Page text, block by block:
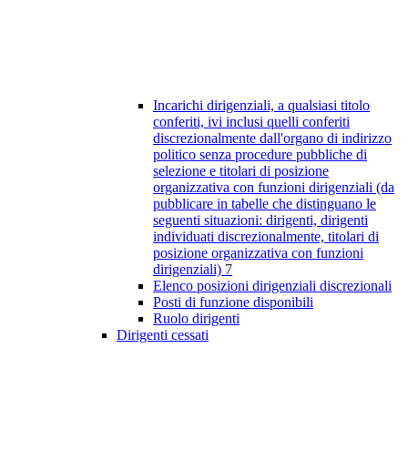
Incarichi dirigenziali, a qualsiasi titolo
conferiti, ivi inclusi quelli conferiti
discrezionalmente dall'organo di indirizzo
politico senza procedure pubbliche di
selezione e titolari di posizione
organizzativa con funzioni dirigenziali (da
pubblicare in tabelle che distinguano le
seguenti situazioni: dirigenti, dirigenti
individuati discrezionalmente, titolari di
posizione organizzativa con funzioni
dirigenziali) 7
Elenco posizioni dirigenziali discrezionali
Posti di funzione disponibili
Ruolo dirigenti
Dirigenti cessati